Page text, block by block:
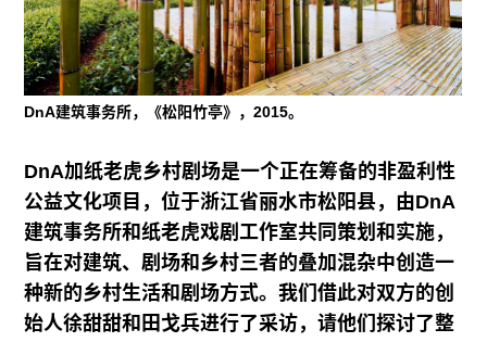
联系我们
DnA建筑事务所，《松阳竹亭》，2015。
DnA加纸老虎乡村剧场是一个正在筹备的非盈利性
公益文化项目，位于浙江省丽水市松阳县，由DnA
建筑事务所和纸老虎戏剧工作室共同策划和实施，
旨在对建筑、剧场和乡村三者的叠加混杂中创造一
种新的乡村生活和剧场方式。我们借此对双方的创
始人徐甜甜和田戈兵进行了采访，请他们探讨了整